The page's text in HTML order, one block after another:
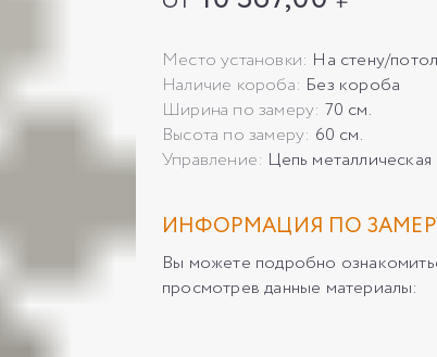
Место установки: На стену/
Наличие короба: Без короба
Ширина по замеру: 70 см.
Высота по замеру: 60 см.
Управление: Цепь металлическая
ИНФОРМАЦИЯ ПО
Вы можете подробно
просмотрев данные материалы: